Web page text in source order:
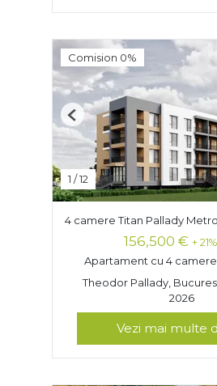
Comision 0%
1 /12
Previous
4 camere Titan Pallady
156,500 € +
Apartament cu 4
Theodor Pallady,
2026
Vezi mai multe